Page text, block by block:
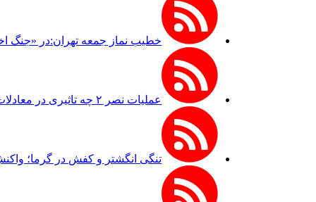
خطیب نماز جمعه تهران:در «جنگ
عملیات نصر ۲ چه تاثیری در معادلات جنگ داشت؟ *سعدالله زارعی
تنگی انگشتر و کفش در گرما؛